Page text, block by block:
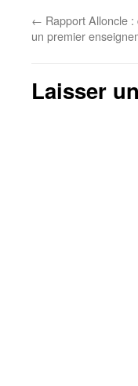
← Rapport Alloncle
un premier
Laisser